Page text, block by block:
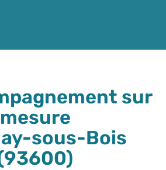
sur
mesure
sous-Bois